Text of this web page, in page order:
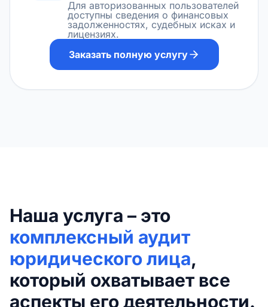
Для авторизованных пользователей
доступны сведения о финансовых
задолженностях, судебных исках и
лицензиях.
Заказать полную услугу
Наша услуга – это
комплексный аудит
юридического лица,
который охватывает все
аспекты его деятельности.